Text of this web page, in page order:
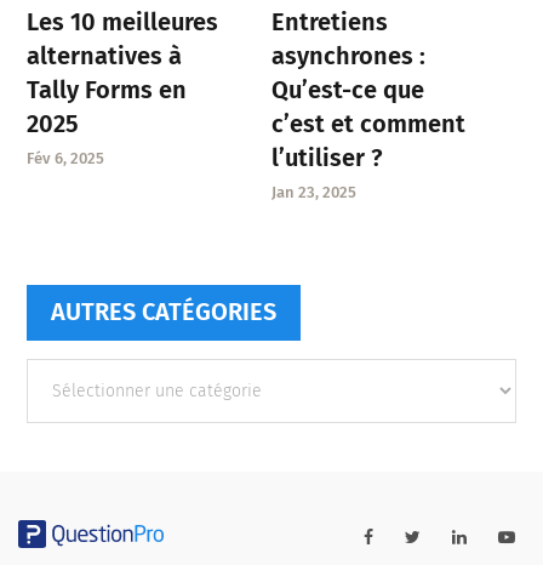
Les 10 meilleures
alternatives à
Tally Forms en
2025
Fév 6, 2025
Entretiens
asynchrones :
Qu’est-ce que
c’est et comment
l’utiliser ?
Jan 23, 2025
AUTRES CATÉGORIES
catégories